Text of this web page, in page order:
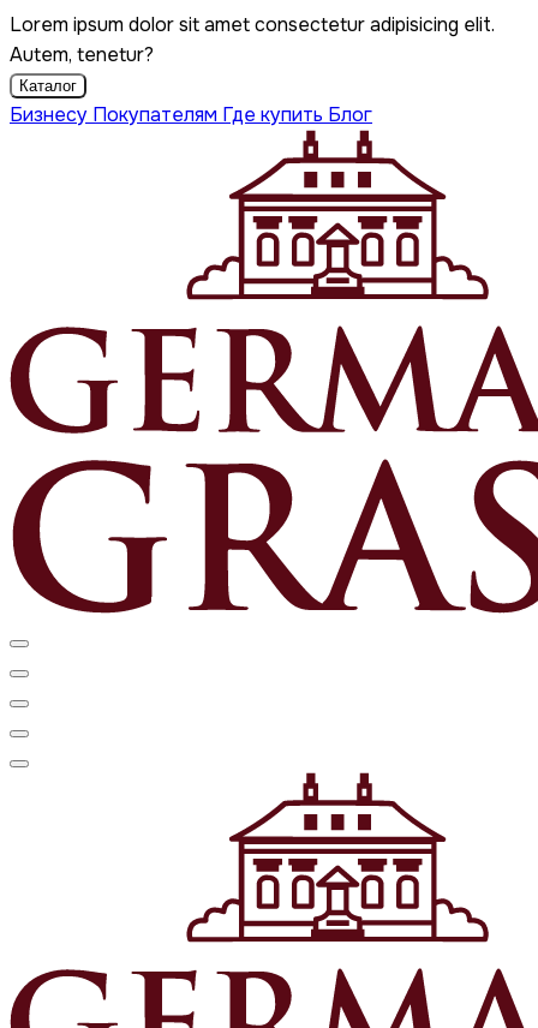
Lorem ipsum dolor sit amet consectetur adipisicing elit.
Autem, tenetur?
Каталог
Бизнесу Покупателям Где купить Блог